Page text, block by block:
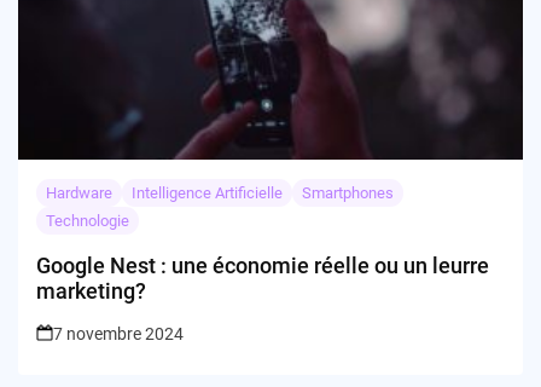
Hardware Intelligence Artificielle
Smartphones
Technologie
Google Nest : une économie réelle ou un leurre
marketing?
7 novembre 2024